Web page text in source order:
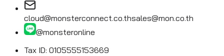
cloud@monsterconnect.co.thsales@mon.co.th
@monsteronline
Tax ID: 0105555153669